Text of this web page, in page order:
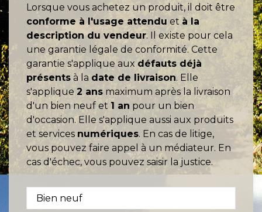
Lorsque vous achetez un produit, il doit être
conforme à l'usage attenduet à la
description du vendeur. Il existe pour cela
une garantie légale de conformité. Cette
garantie s'applique aux défauts déjà
présents à la date de livraison. Elle
s'applique 2 ans maximum après la livraison
d'un bien neuf et 1 an pour un bien
d'occasion. Elle s'applique aussi aux produits
et services numériques. En cas de litige,
vous pouvez faire appel à un médiateur. En
cas d'échec, vous pouvez saisir la justice.
Bien neuf